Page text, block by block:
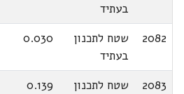
בעתיד
2082
שטח לתכנון
בעתיד
0.030
2083
שטח לתכנון
0.139